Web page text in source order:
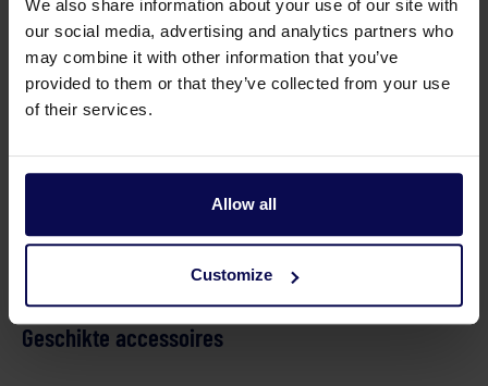
We also share information about your use of our site with
our social media, advertising and analytics partners who
may combine it with other information that you’ve
provided to them or that they’ve collected from your use
of their services.
Allow all
Customize
Type
Buggy 150/21
Verkoopeenheid
Vermogen
Geschikte accessoires